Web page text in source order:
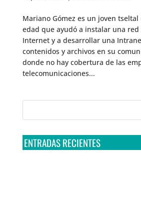
Mariano Gómez es un joven tseltal
edad que ayudó a instalar una
Internet y a desarrollar una
contenidos y archivos en su
donde no hay cobertura de las
telecomunicaciones...
ENTRADAS RECIENTES